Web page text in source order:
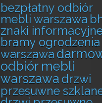
bezpłatny odbiór
mebli warszawa
znaki
bramy ogrodzenia
warszawa
odbiór mebli
warszawa drzwi
przesuwne